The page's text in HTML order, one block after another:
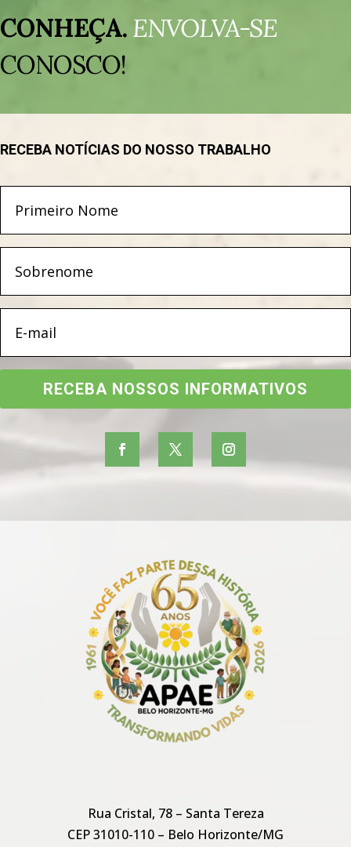
de
vídeo
CONHEÇA.ENVOLVA-SE
CONOSCO!
RECEBA NOTÍCIAS DO NOSSO TRABALHO
RECEBA NOSSOS INFORMATIVOS
Rua Cristal, 78 – Santa Tereza
CEP 31010-110 – Belo Horizonte/MG